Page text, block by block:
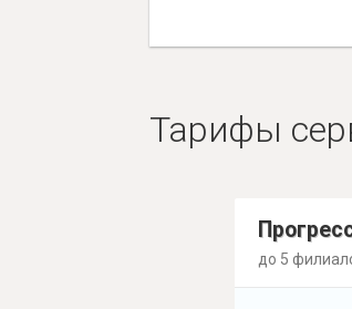
Тарифы
до 5